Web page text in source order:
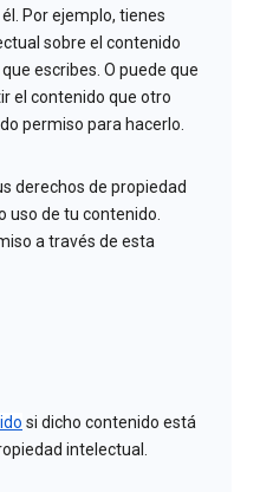
Por ejemplo, tienes
sobre el contenido
escribes. O puede que
el contenido que otro
permiso para hacerlo.
derechos de propiedad
uso de tu contenido.
a través de esta
si dicho contenido está
intelectual.